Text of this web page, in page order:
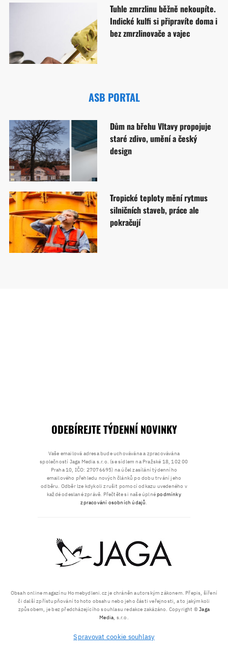
Tuhle zmrzlinu běžně nekoupíte.
Indické kulfi si připravíte doma i
bez zmrzlinovače a vajec
ASB PORTAL
Dům na břehu Vltavy propojuje
staré zdivo, umění a český
design
Tropické teploty mění rytmus
silničních staveb, práce ale
pokračují
Obsah online magazínu Homebydleni.cz je chráněn autorským zákonem. Přepis, šíření
či další zpřístupňování tohoto obsahu nebo jeho části veřejnosti, a to jakýmkoli
způsobem, je bez předcházejícího souhlasu redakce zakázáno. Copyright ©Jaga
Media, s.r.o.
Spravovat cookie souhlasy
ODEBÍREJTE TÝDENNÍ NOVINKY
Vaše emailová adresa bude uchovávána a zpracovávána
společností Jaga Media s.r.o. (se sídlem na Pražské 18, 102 00
Praha 10, IČO: 27076695) na účel zasílání týdenního
emailového přehledu nových článků po dobu trvání jeho
odběru. Odběr lze kdykoli zrušit pomocí odkazu uvedeného v
každé odeslané zprávě. Přečtěte si naše úplnépodmínky
zpracování osobních údajů.